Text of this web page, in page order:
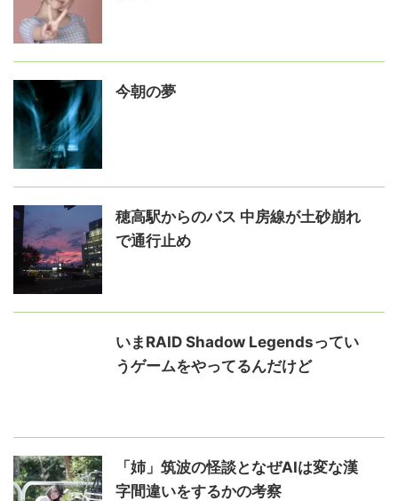
今朝の夢
穂高駅からのバス 中房線が土砂崩れ
で通行止め
いまRAID Shadow Legendsってい
うゲームをやってるんだけど
「姉」筑波の怪談となぜAIは変な漢
字間違いをするかの考察